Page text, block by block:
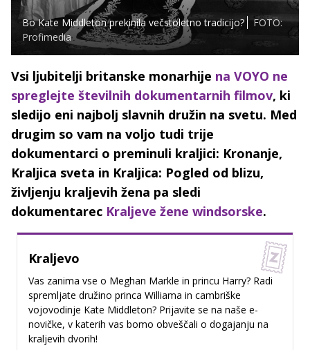
Bo Kate Middleton prekinila večstoletno tradicijo?
FOTO:
Profimedia
Vsi ljubitelji britanske monarhije na VOYO ne
spreglejte številnih dokumentarnih filmov, ki
sledijo eni najbolj slavnih družin na svetu. Med
drugim so vam na voljo tudi trije
dokumentarci o preminuli kraljici: Kronanje,
Kraljica sveta in Kraljica: Pogled od blizu,
življenju kraljevih žena pa sledi
dokumentarec Kraljeve žene windsorske.
Kraljevo
Vas zanima vse o Meghan Markle in princu Harry? Radi
spremljate družino princa Williama in cambriške
vojovodinje Kate Middleton? Prijavite se na naše e-
novičke, v katerih vas bomo obveščali o dogajanju na
kraljevih dvorih!